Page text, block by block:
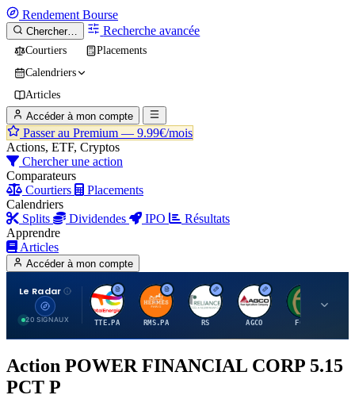
Rendement Bourse
Chercher… Recherche avancée
Courtiers
Placements
Calendriers
Articles
Accéder à mon compte
Passer au Premium — 9.99€/mois
Actions, ETF, Cryptos
Chercher une action
Comparateurs
Courtiers
Placements
Calendriers
Splits
Dividendes IPO
Résultats
Apprendre
Articles
Accéder à mon compte
Le Radar
20 SIGNAUX
T
TTE.PA
H
RMS.PA
R
RS
A
AGCO FCFS
Action POWER FINANCIAL CORP 5.15
PCT P